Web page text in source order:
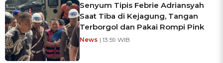
Senyum Tipis Febrie Adriansyah
Saat Tiba di Kejagung, Tangan
Terborgol dan Pakai Rompi Pink
News | 13:59 WIB